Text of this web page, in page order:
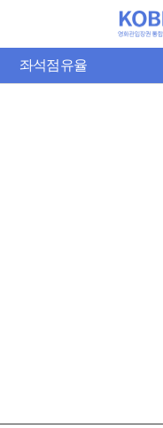
좌석점유율